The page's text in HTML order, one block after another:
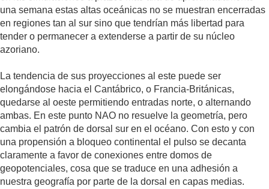
una semana estas altas oceánicas no se muestran encerradas
en regiones tan al sur sino que tendrían más libertad para
tender o permanecer a extenderse a partir de su núcleo
azoriano.
La tendencia de sus proyecciones al este puede ser
elongándose hacia el Cantábrico, o Francia-Británicas,
quedarse al oeste permitiendo entradas norte, o alternando
ambas. En este punto NAO no resuelve la geometría, pero
cambia el patrón de dorsal sur en el océano. Con esto y con
una propensión a bloqueo continental el pulso se decanta
claramente a favor de conexiones entre domos de
geopotenciales, cosa que se traduce en una adhesión a
nuestra geografía por parte de la dorsal en capas medias.